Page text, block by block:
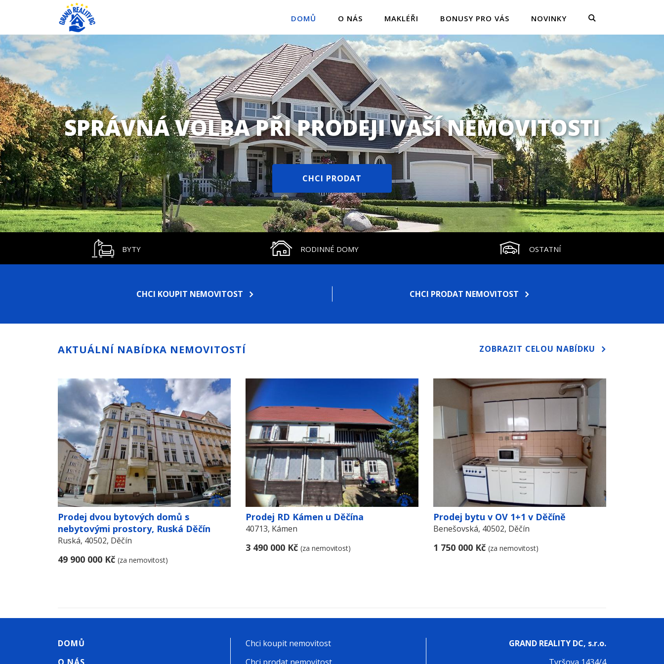
DOMŮ O NÁS MAKLÉŘI BONUSY PRO VÁS NOVINKY
SPRÁVNÁ VOLBA PŘI PRODEJI VAŠÍ NEMOVITOSTI
CHCI PRODAT
BYTY RODINNÉ DOMY OSTATNÍ
CHCI KOUPIT NEMOVITOST CHCI PRODAT NEMOVITOST
AKTUÁLNÍ NABÍDKA NEMOVITOSTÍ ZOBRAZIT CELOU NABÍDKU
Prodej dvou bytových domů s
nebytovými prostory, Ruská Děčín
Ruská, 40502, Děčín
49 900 000 Kč (za nemovitost)
Prodej RD Kámen u Děčína
40713, Kámen
3 490 000 Kč (za nemovitost)
Prodej bytu v OV 1+1 v Děčíně
Benešovská, 40502, Děčín
1 750 000 Kč (za nemovitost)
DOMŮ
Chci koupit nemovitost
GRAND REALITY DC, s.r.o.